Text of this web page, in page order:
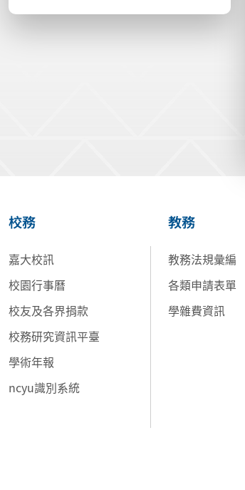
校務
嘉大校訊
校園行事曆
校友及各界捐款
校務研究資訊平臺
學術年報
ncyu識別系統
教務
教務法規彙編
各類申請表單
學雜費資訊